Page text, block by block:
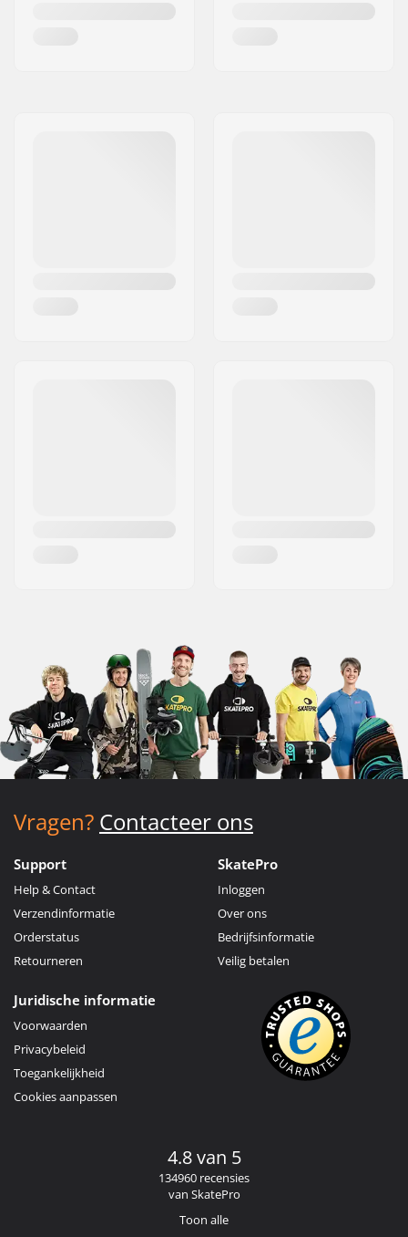
Vragen? Contacteer ons
Support
Help & Contact
Verzendinformatie
Orderstatus
Retourneren
SkatePro
Inloggen
Over ons
Bedrijfsinformatie
Veilig betalen
Juridische informatie
Voorwaarden
Privacybeleid
Toegankelijkheid
Cookies aanpassen
4.8 van 5
134960 recensies
van SkatePro
Toon alle